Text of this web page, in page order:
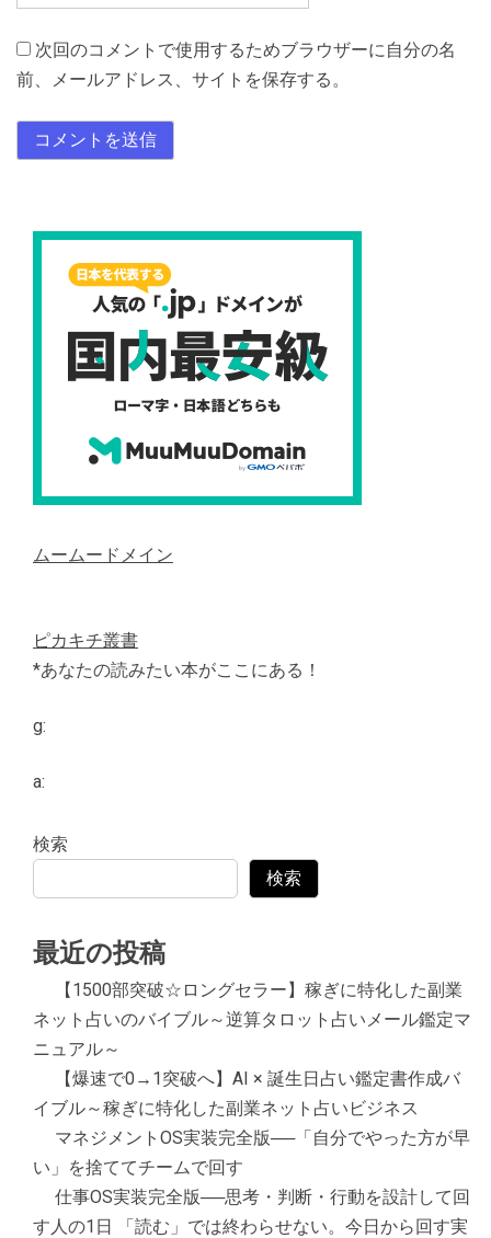
次回のコメントで使用するためブラウザーに自分の名
前、メールアドレス、サイトを保存する。
ムームードメイン
ピカキチ叢書
*あなたの読みたい本がここにある！
g:
a:
検索
検索
最近の投稿
【1500部突破☆ロングセラー】稼ぎに特化した副業
ネット占いのバイブル～逆算タロット占いメール鑑定マ
ニュアル～
【爆速で0→1突破へ】AI × 誕生日占い鑑定書作成バ
イブル～稼ぎに特化した副業ネット占いビジネス
マネジメントOS実装完全版──「自分でやった方が早
い」を捨ててチームで回す
仕事OS実装完全版──思考・判断・行動を設計して回
す人の1日 「読む」では終わらせない。今日から回す実